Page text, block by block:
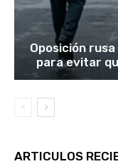
Oposición
para evitar
ARTICULOS